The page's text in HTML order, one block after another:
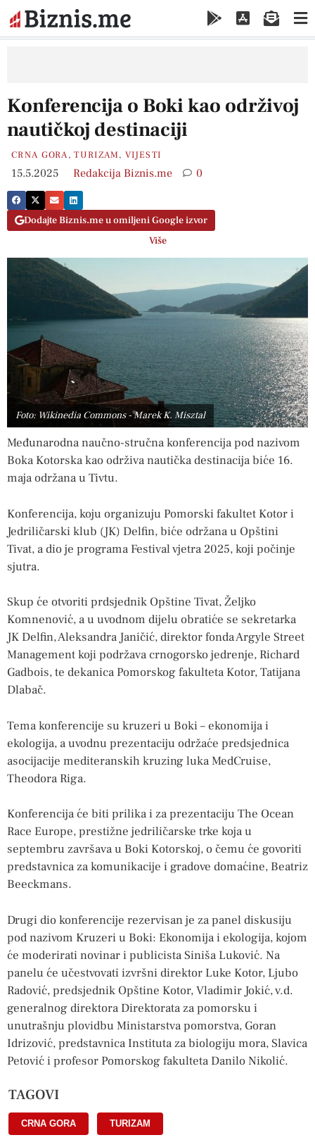
Konferencija o Boki kao održivoj
nautičkoj destinaciji
CRNA GORA,TURIZAM,VIJESTI
15.5.2025 Redakcija Biznis.me 0
Dodajte Biznis.me u omiljeni Google izvor
Više
Foto: Wikinedia Commons - Marek K. Misztal
Međunarodna naučno-stručna konferencija pod nazivom
Boka Kotorska kao održiva nautička destinacija biće 16.
maja održana u Tivtu.
Konferencija, koju organizuju Pomorski fakultet Kotor i
Jedriličarski klub (JK) Delfin, biće održana u Opštini
Tivat, a dio je programa Festival vjetra 2025, koji počinje
sjutra.
Skup će otvoriti prdsjednik Opštine Tivat, Željko
Komnenović, a u uvodnom dijelu obratiće se sekretarka
JK Delfin, Aleksandra Janičić, direktor fonda Argyle Street
Management koji podržava crnogorsko jedrenje, Richard
Gadbois, te dekanica Pomorskog fakulteta Kotor, Tatijana
Dlabač.
Tema konferencije su kruzeri u Boki – ekonomija i
ekologija, a uvodnu prezentaciju održaće predsjednica
asocijacije mediteranskih kruzing luka MedCruise,
Theodora Riga.
Konferencija će biti prilika i za prezentaciju The Ocean
Race Europe, prestižne jedriličarske trke koja u
septembru završava u Boki Kotorskoj, o čemu će govoriti
predstavnica za komunikacije i gradove domaćine, Beatriz
Beeckmans.
Drugi dio konferencije rezervisan je za panel diskusiju
pod nazivom Kruzeri u Boki: Ekonomija i ekologija, kojom
će moderirati novinar i publicista Siniša Luković. Na
panelu će učestvovati izvršni direktor Luke Kotor, Ljubo
Radović, predsjednik Opštine Kotor, Vladimir Jokić, v.d.
generalnog direktora Direktorata za pomorsku i
unutrašnju plovidbu Ministarstva pomorstva, Goran
Idrizović, predstavnica Instituta za biologiju mora, Slavica
Petović i profesor Pomorskog fakulteta Danilo Nikolić.
TAGOVI
CRNA GORA TURIZAM